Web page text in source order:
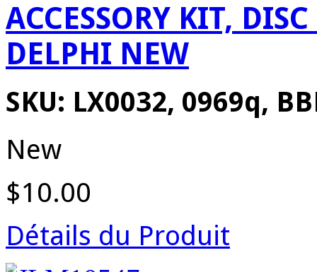
ACCESSORY KIT,
DELPHI NEW
SKU: LX0032, 0969q,
New
$10.00
Détails du Produit